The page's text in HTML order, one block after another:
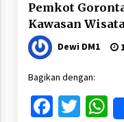
Pemkot
Kawasan
Dewi DM1
Bagikan dengan: